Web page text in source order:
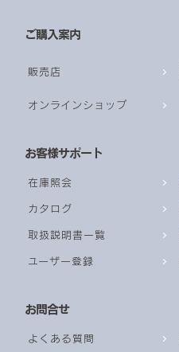
ご購入案内
販売店
オンラインショップ
お客様サポート
在庫照会
カタログ
取扱説明書一覧
ユーザー登録
お問合せ
よくある質問